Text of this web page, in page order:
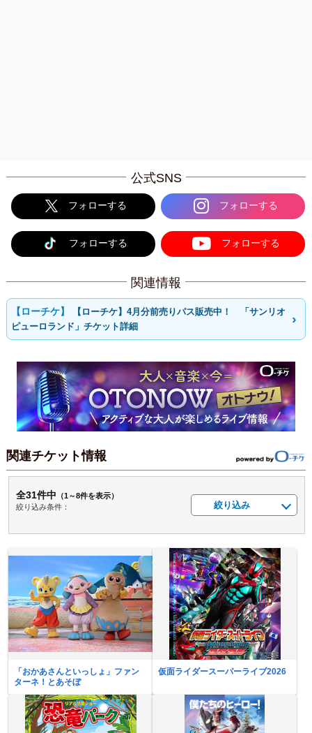
公式SNS
フォローする フォローする
フォローする フォローする
関連情報
【ローチケ】4月分前売りパス販売中！ 「サンリオ
ピューロランド」チケット詳細
関連チケット情報
全31件中 （1～8件を表示）
絞り込み条件：
絞り込み
「おかあさんといっしょ」ファン
ターネ！とあそぼ
仮面ライダースーパーライブ2026